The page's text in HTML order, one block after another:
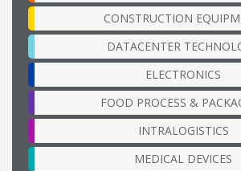
CONSTRUCTION
DATACENTER
ELECTRONICS
FOOD PROCESS &
INTRALOGISTICS
MEDICAL DEVICES